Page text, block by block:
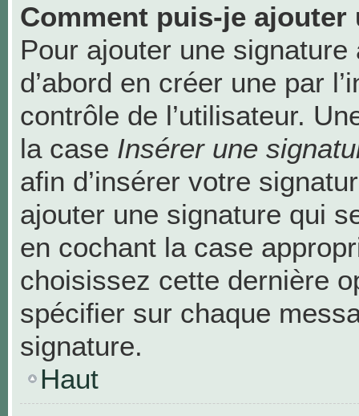
Comment puis-je ajouter
Pour ajouter une
d’abord en créer une par
contrôle de l’utilisateur.
la case Insérer une
afin d’insérer votre
ajouter une signature qui
en cochant la case
choisissez cette dernière
spécifier sur chaque
signature.
Haut